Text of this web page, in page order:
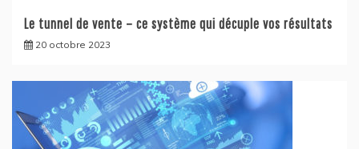
Le tunnel de vente – ce système qui décuple vos résultats
20 octobre 2023